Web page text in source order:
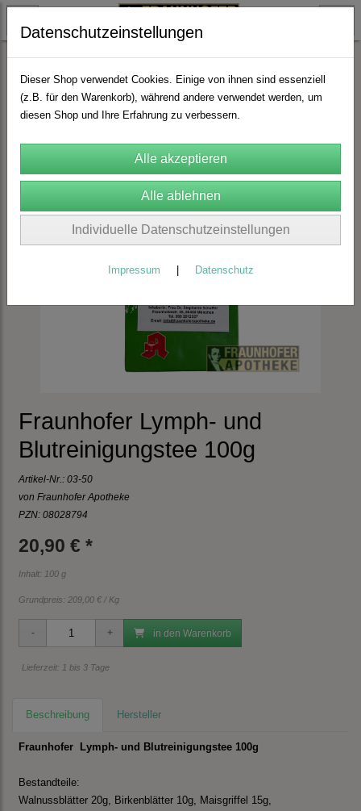
FA Manufaktur Teemischungen
Fraunhofer Lymph- und
Blutreinigungstee 100g
Artikel-Nr.: 03-50
von Fraunhofer Apotheke
PZN: 08028794
20,90 € *
Inhalt: 100 g
Grundpreis: 209,00 € / Kg
in den Warenkorb
Lieferzeit: 1 bis 3 Tage
Beschreibung Hersteller
Fraunhofer Lymph- und Blutreinigungstee 100g
Bestandteile:
Walnussblätter 20g, Birkenblätter 10g, Maisgriffel 15g,
Datenschutzeinstellungen
Dieser Shop verwendet Cookies. Einige von ihnen sind essenziell
(z.B. für den Warenkorb), während andere verwendet werden, um
diesen Shop und Ihre Erfahrung zu verbessern.
Individuelle Datenschutzeinstellungen
Impressum Datenschutz